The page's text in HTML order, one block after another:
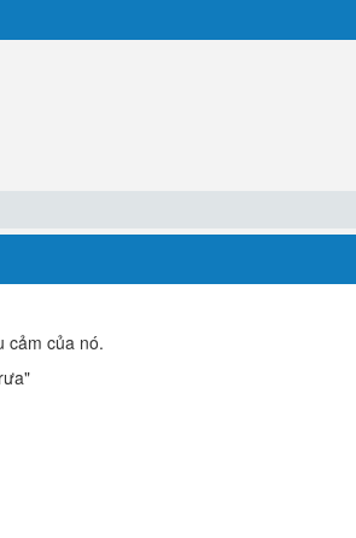
cảm của nó.